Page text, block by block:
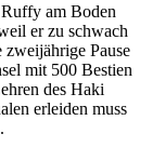
am Boden
er zu schwach
zweijährige Pause
mit 500 Bestien
des Haki
erleiden muss